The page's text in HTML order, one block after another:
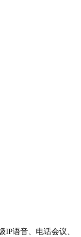
语音、电话会议、